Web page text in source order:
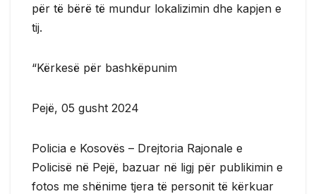
për të bërë të mundur lokalizimin dhe kapjen e
tij.
“Kërkesë për bashkëpunim
Pejë, 05 gusht 2024
Policia e Kosovës – Drejtoria Rajonale e
Policisë në Pejë, bazuar në ligj për publikimin e
fotos me shënime tjera të personit të kërkuar